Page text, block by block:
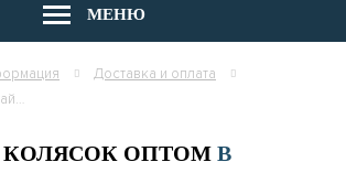
МЕНЮ
Доставка и оплата
Новоалтайск (Алтайский край)
КОЛЯСОК ОПТОМ В